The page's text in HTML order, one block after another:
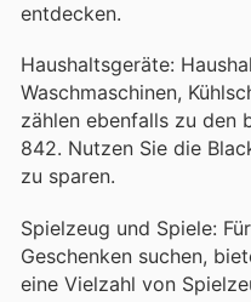
entdecken.
Haushaltsgeräte:
Waschmaschinen,
zählen ebenfalls zu den
842. Nutzen Sie die
zu sparen.
Spielzeug und Spiele:
Geschenken suchen,
eine Vielzahl von